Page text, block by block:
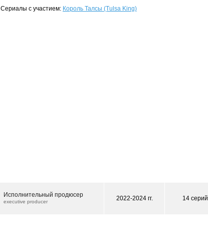
Сериалы с участием: Король Талсы (Tulsa King)
Исполнительный продюсер
executive producer 2022-2024 гг. 14 серий